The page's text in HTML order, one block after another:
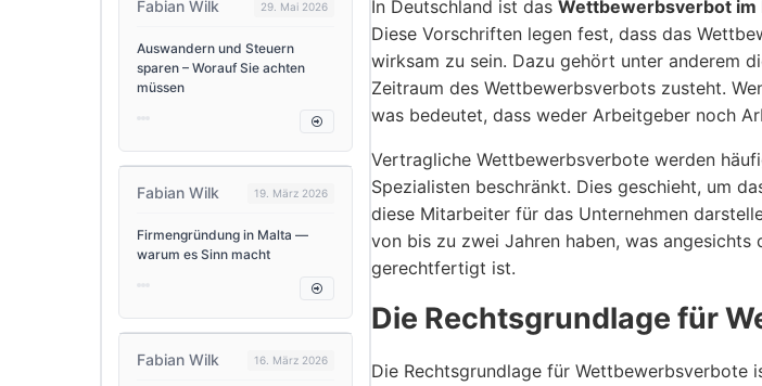
Fabian Wilk 29. Mai 2026
Auswandern und Steuern
sparen – Worauf Sie achten
müssen
Fabian Wilk 19. März 2026
Firmengründung in Malta —
warum es Sinn macht
Fabian Wilk 16. März 2026
In Deutschland ist das Wettbewerbsverbot im
Diese Vorschriften legen fest, dass das
wirksam zu sein. Dazu gehört unter anderem
Zeitraum des Wettbewerbsverbots zusteht.
was bedeutet, dass weder Arbeitgeber noch
Vertragliche Wettbewerbsverbote werden
Spezialisten beschränkt. Dies geschieht, um
diese Mitarbeiter für das Unternehmen
von bis zu zwei Jahren haben, was
gerechtfertigt ist.
Die Rechtsgrundlage für
Die Rechtsgrundlage für Wettbewerbsverbote